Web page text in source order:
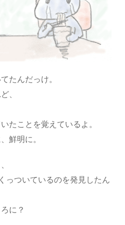
たんだっけ。
、
たことを覚えているよ。
鮮明に。
っついているのを発見したん
に？